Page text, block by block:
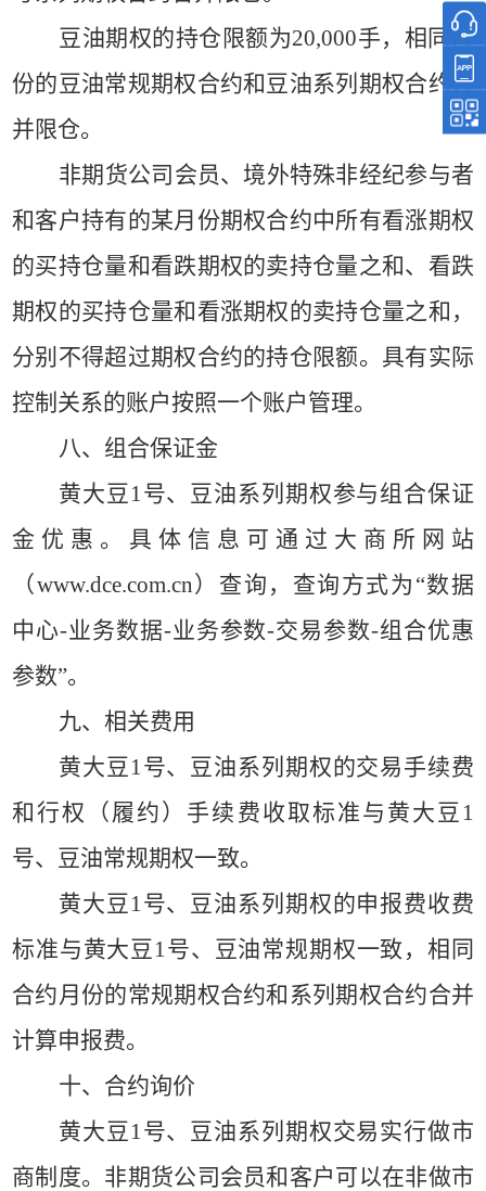
豆油期权的持仓限额为20,000手，相同月
份的豆油常规期权合约和豆油系列期权合约合
并限仓。
非期货公司会员、境外特殊非经纪参与者
和客户持有的某月份期权合约中所有看涨期权
的买持仓量和看跌期权的卖持仓量之和、看跌
期权的买持仓量和看涨期权的卖持仓量之和，
分别不得超过期权合约的持仓限额。具有实际
控制关系的账户按照一个账户管理。
八、组合保证金
黄大豆1号、豆油系列期权参与组合保证
金优惠。具体信息可通过大商所网站
（www.dce.com.cn）查询，查询方式为“数据
中心-业务数据-业务参数-交易参数-组合优惠
参数”。
九、相关费用
黄大豆1号、豆油系列期权的交易手续费
和行权（履约）手续费收取标准与黄大豆1
号、豆油常规期权一致。
黄大豆1号、豆油系列期权的申报费收费
标准与黄大豆1号、豆油常规期权一致，相同
合约月份的常规期权合约和系列期权合约合并
计算申报费。
十、合约询价
黄大豆1号、豆油系列期权交易实行做市
商制度。非期货公司会员和客户可以在非做市